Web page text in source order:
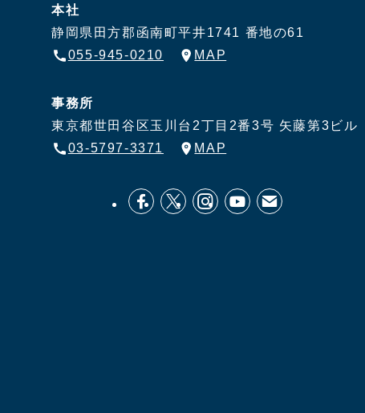
本社
静岡県田方郡函南町平井1741 番地の61
055-945-0210
MAP
事務所
東京都世田谷区玉川台2丁目2番3号 矢藤第3ビル
03-5797-3371
MAP